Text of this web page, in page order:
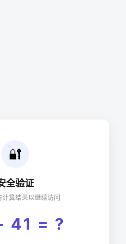
🔐
全验证
计算结果以继续访问
41 = ?